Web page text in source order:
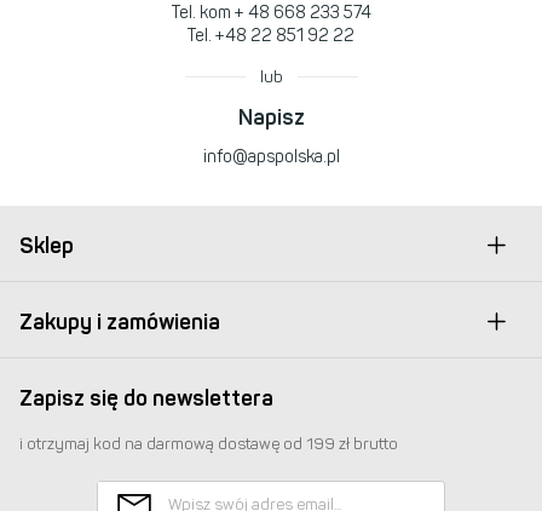
Tel. kom + 48 668 233 574
Tel. +48 22 851 92 22
lub
Napisz
info@apspolska.pl
Sklep
Zakupy i zamówienia
Zapisz się do newslettera
i otrzymaj kod na darmową dostawę od 199 zł brutto